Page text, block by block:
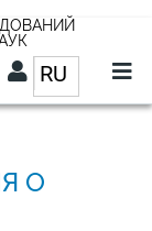
RUСписок
О